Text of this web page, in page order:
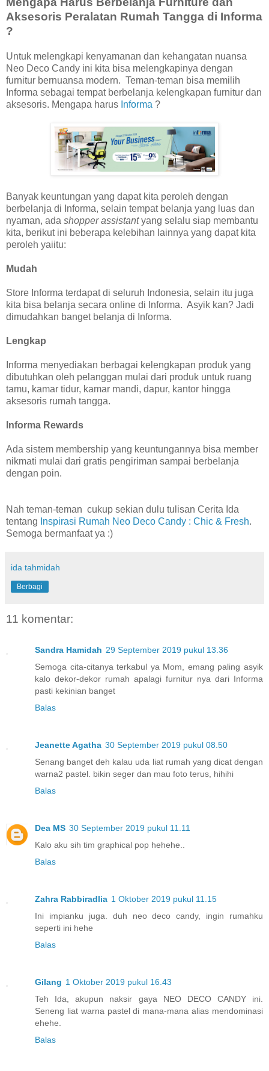
Aksesoris Peralatan Rumah Tangga di Informa
?
Untuk melengkapi kenyamanan dan kehangatan nuansa
Neo Deco Candy ini kita bisa melengkapinya dengan
furnitur bernuansa modern. Teman-teman bisa memilih
Informa sebagai tempat berbelanja kelengkapan furnitur dan
aksesoris. Mengapa harus Informa ?
Banyak keuntungan yang dapat kita peroleh dengan
berbelanja di Informa, selain tempat belanja yang luas dan
nyaman, ada shopper assistantyang selalu siap membantu
kita, berikut ini beberapa kelebihan lainnya yang dapat kita
peroleh yaiitu:
Mudah
Store Informa terdapat di seluruh Indonesia, selain itu juga
kita bisa belanja secara online di Informa. Asyik kan? Jadi
dimudahkan banget belanja di Informa.
Lengkap
Informa menyediakan berbagai kelengkapan produk yang
dibutuhkan oleh pelanggan mulai dari produk untuk ruang
tamu, kamar tidur, kamar mandi, dapur, kantor hingga
aksesoris rumah tangga.
Informa Rewards
Ada sistem membership yang keuntungannya bisa member
nikmati mulai dari gratis pengiriman sampai berbelanja
dengan poin.
Nah teman-teman cukup sekian dulu tulisan Cerita Ida
tentang Inspirasi Rumah Neo Deco Candy : Chic & Fresh.
Semoga bermanfaat ya :)
ida tahmidah
Berbagi
11 komentar:
Sandra Hamidah 29 September 2019 pukul 13.36
Semoga cita-citanya terkabul ya Mom, emang paling asyik
kalo dekor-dekor rumah apalagi furnitur nya dari Informa
pasti kekinian banget
Balas
Jeanette Agatha 30 September 2019 pukul 08.50
Senang banget deh kalau uda liat rumah yang dicat dengan
warna2 pastel. bikin seger dan mau foto terus, hihihi
Balas
Dea MS 30 September 2019 pukul 11.11
Kalo aku sih tim graphical pop hehehe..
Balas
Zahra Rabbiradlia 1 Oktober 2019 pukul 11.15
Ini impianku juga. duh neo deco candy, ingin rumahku
seperti ini hehe
Balas
Gilang 1 Oktober 2019 pukul 16.43
Teh Ida, akupun naksir gaya NEO DECO CANDY ini.
Seneng liat warna pastel di mana-mana alias mendominasi
ehehe.
Balas